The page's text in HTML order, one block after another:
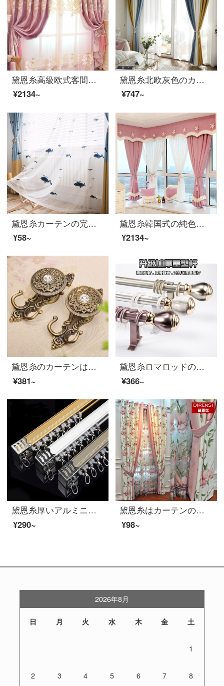
黛恩糸高級欧式客間寝室のシニール刺繍のカーテンが完成したカーテンのピンクがカーテンのようになっています。
¥2134~
黛恩糸北欧灰色のカーテンは簡単に姜黄に遮光布をつないで着地する客間のカーテン現代簡単なベージュ色の布の一メートルごとに(三色はつなぎ合わせて、加工は無料です)、何メートルを要して何枚撮りますか？
¥747~
黛恩糸カーテンの完成品の子供の部屋の男の子の女の子は簡単に近代的な地中海の北欧の風の遮光の布の紗毎メートル（加工が無料です）を注文して0.1メートルもっぱら撮影します。
¥58~
黛恩糸韓国式の純色の綿麻の王女のピンクのカーテンの子供部屋の窓の寝室の客間の遮光した床の窓の完成品はピンク色を注文して作らせます。
¥2134~
黛恩糸のカーテンは壁フックの欧式壁フックの古青色を何組か撮ります。（詳しくはカスタマーサービスに相談します。）
¥381~
黛恩糸ロマロッドのカーテンロッドに厚いアルミニウム合金のカーテンレールサポート部品静音単棒の真珠白棒の一メートルあたり（何メートルで何枚か撮りますか？）
¥366~
黛恩糸厚いアルミニウム合金のカーテンレール静音直レールレールレールレールレールレールレールレールレールレールレールレールレールレールレールモノレール郵送土豪金-金属ホイールは何メートルで何枚撮りますか？
¥290~
黛恩糸はカーテンの完成品を注文して作らせました。小清新な韓国式の田園綿麻の遮光寝室の窓のカーテンを揺らして完成品のリビングルームの床に置いた窓をカスタマイズして布を0.1メートルにして、何メートルを撮影しますか？
¥98~
2026年8月
日 月 火 水 木 金 土
1
2 3 4 5 6 7 8